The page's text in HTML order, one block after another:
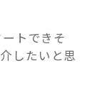
トできそ
したいと思